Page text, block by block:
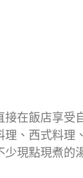
接在飯店享受
理、西式料
少現點現煮的